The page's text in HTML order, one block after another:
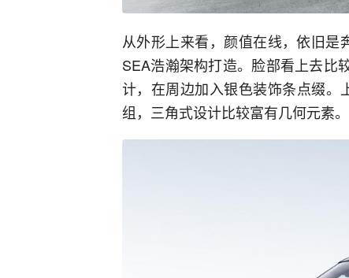
从外形上来看，颜值在线，依旧是
SEA浩瀚架构打造。脸部看上去比
计，在周边加入银色装饰条点缀
组，三角式设计比较富有几何元素。